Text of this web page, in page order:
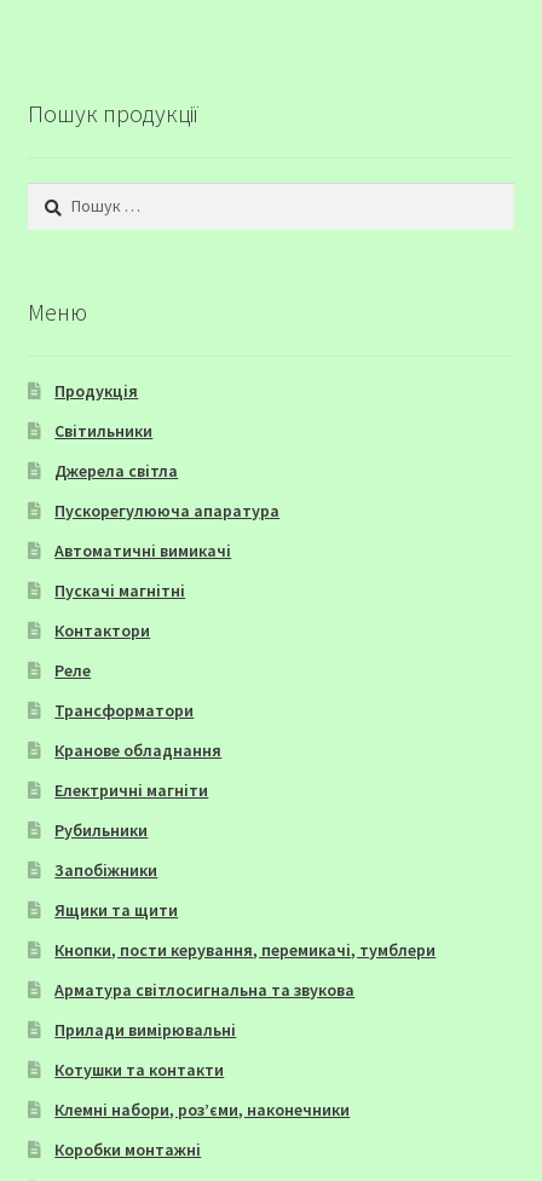
Пошук продукції
Пошук:
Меню
Продукція
Світильники
Джерела світла
Пускорегулююча апаратура
Автоматичні вимикачі
Пускачі магнітні
Контактори
Реле
Трансформатори
Кранове обладнання
Електричні магніти
Рубильники
Запобіжники
Ящики та щити
Кнопки, пости керування, перемикачі, тумблери
Арматура світлосигнальна та звукова
Прилади вимірювальні
Котушки та контакти
Клемні набори, роз’єми, наконечники
Коробки монтажні